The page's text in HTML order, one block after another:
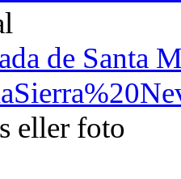
de Santa
eller foto